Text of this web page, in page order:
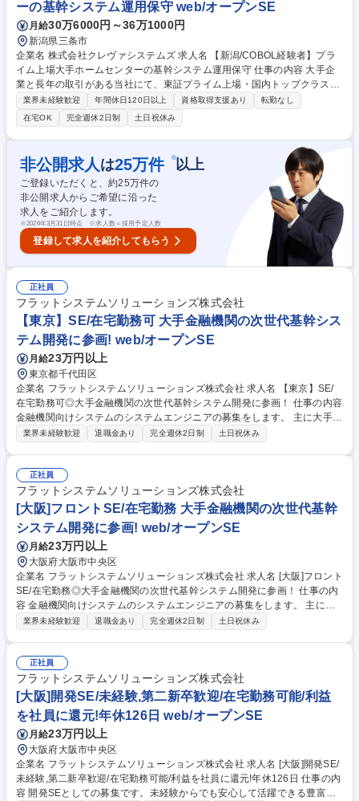
給与優遇あり※ 募集職種 【東京】フロントSE/未経験・第二新卒歓迎◎/
在宅勤務可能/利益を社員に還元
ーの基幹システム運用保守 web/オープンSE
月給30万6000円～36万1000円
新潟県三条市
企業名 株式会社クレヴァシステムズ 求人名 【新潟/COBOL経験者】プラ
イム上場大手ホームセンターの基幹システム運用保守 仕事の内容 大手企
業と長年の取引がある当社にて、東証プライム上場・国内トップクラスの
規模を誇る大手ホームセンターの基幹システムの運用保守、および今後の
新規機能開発のプロジェクトマネジメント（PM）をお任せします。 【基
幹システムの運用保守・開発】IBM i（OS）および汎用機環境において、
COBOLを用いたアプリケーションの改修、運用保守、新規機能の追加開
発を行います。10年、20年と使い続ける強固なシステムの安定稼働を支
えます。【要件定義～上流工程】 顧客の業務ニーズをヒアリングし、シス
テムの仕様へ落とし込むディレクション業務。 【チームマネジメント（将
来的なPM業務）】など 募集職種 【新潟/COBOL経験者】プライム上場大
手ホームセンターの基幹システム運用保守
業界未経験歓迎 年間休日120日以上 資格取得支援あり
転勤なし
在宅OK
完全週休2日制 土日祝休み
非公開求人 は25万件 ※以上
ご登録いただくと、約25万件の
非公開求人からご希望に沿った
求人をご紹介します。
※2026年3月31日時点 ※求人数＝採用予定人数
登録して求人を紹介してもらう
正社員
フラットシステムソリューションズ株式会社
【東京】SE/在宅勤務可 大手金融機関の次世代基幹シス
テム開発に参画! web/オープンSE
月給23万円以上
東京都千代田区
企業名 フラットシステムソリューションズ株式会社 求人名 【東京】SE/
在宅勤務可◎大手金融機関の次世代基幹システム開発に参画！ 仕事の内容
金融機関向けシステムのシステムエンジニアの募集をします。 主に大手企
業（金融）の案件にアサインいたします。 いずれはご希望があれば上流工
信頼が厚いベテランSEが多数在籍し、強固な関係を構築している為、大
手企業との直接取引を可能としています。 ◎直接取引ができる強みを活か
して、早い段階から、大規模案件の最上流 工程や最先端技術に触れる事
で、技術者として成長できる環境です。 募集職種 【東京】SE/在宅勤務可
◎大手金融機関の次世代基幹システム開発に参画！
業界未経験歓迎 退職金あり 完全週休2日制 土日祝休み
正社員
フラットシステムソリューションズ株式会社
[大阪]フロントSE/在宅勤務 大手金融機関の次世代基幹
システム開発に参画! web/オープンSE
月給23万円以上
大阪府大阪市中央区
企業名 フラットシステムソリューションズ株式会社 求人名 [大阪]フロント
SE/在宅勤務◎大手金融機関の次世代基幹システム開発に参画！ 仕事の内
容 金融機関向けシステムのシステムエンジニアの募集をします。 主に大
手企業（金融）の案件にアサインいたします。いずれはご希望があれば上
からの信頼が厚いベテランSEが多数在籍し、強固な関係を 構築している
為、大手企業との直接取引を可能としています。 ◎直接取引ができる強み
を活かして、早い段階から、大規模案件の最上流 工程や最先端技術に触れ
る事で、技術者として成長できる環境です。 募集職種 [大阪]フロントSE/
在宅勤務◎大手金融機関の次世代基幹システム開発に参画！
業界未経験歓迎 退職金あり 完全週休2日制 土日祝休み
正社員
フラットシステムソリューションズ株式会社
[大阪]開発SE/未経験,第二新卒歓迎/在宅勤務可能/利益
を社員に還元!年休126日 web/オープンSE
月給23万円以上
大阪府大阪市中央区
企業名 フラットシステムソリューションズ株式会社 求人名 [大阪]開発SE/
未経験,第二新卒歓迎/在宅勤務可能/利益を社員に還元!年休126日 仕事の内
容 開発SEとしての募集です。未経験からでも安心して活躍できる豊富な